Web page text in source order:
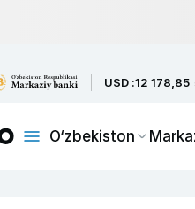
USD :12 178,85
O‘zbekiston